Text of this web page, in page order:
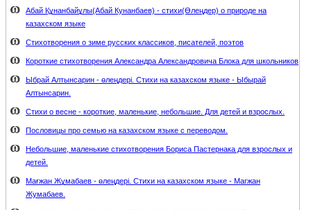
Абай Құнанбайұлы(Абай Кунанбаев) - стихи(Өлеңдер) о природе на
казахском языке
Стихотворения о зиме русских классиков, писателей, поэтов
Короткие стихотворения Александра Александровича Блока для школьников
Ыбрай Алтынсарин - өлеңдері. Стихи на казахском языке - Ыбырай
Алтынсарин.
Стихи о весне - короткие, маленькие, небольшие. Для детей и взрослых.
Пословицы про семью на казахском языке с переводом.
Небольшие, маленькие стихотворения Бориса Пастернака для взрослых и
детей.
Мағжан Жұмабаев - өлеңдері. Стихи на казахском языке - Магжан
Жумабаев.